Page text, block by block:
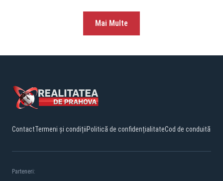
Mai Multe
ContactTermeni și condițiiPolitică de confidențialitateCod de conduită
Parteneri: